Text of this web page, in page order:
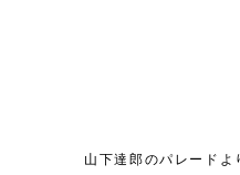
山下達郎のパレードよ